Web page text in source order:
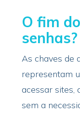
O fim
senhas?
As chaves de
representam
acessar sites,
sem a